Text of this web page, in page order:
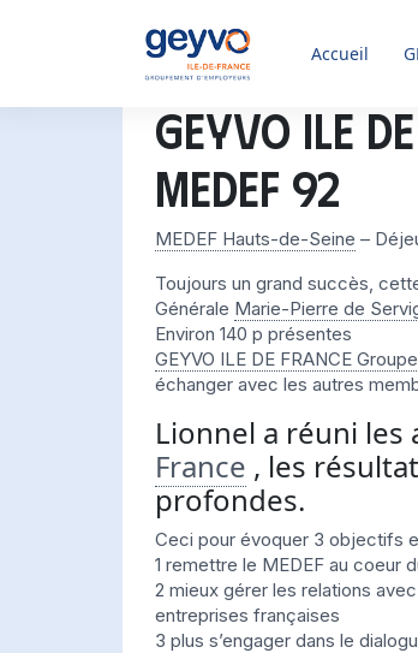
Accueil
GEYVO ILE
MEDEF 92
MEDEF Hauts-de-Seine –
Toujours un grand succès,
Générale Marie-Pierre de
Environ 140 p présentes
GEYVO ILE DE FRANCE
échanger avec les autres
Lionnel a réuni les
France , les
profondes.
Ceci pour évoquer 3 objectifs
1 remettre le MEDEF au coeur
2 mieux gérer les relations
entreprises françaises
3 plus s’engager dans le